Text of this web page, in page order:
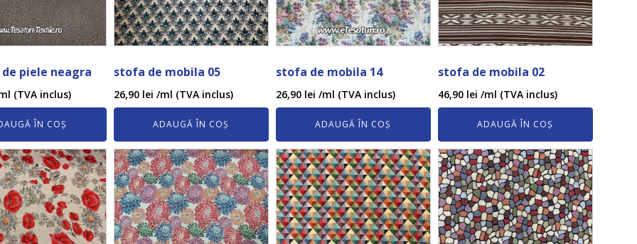
piele neagra
(TVA inclus)
ÎN COȘ
stofa de mobila 05
26,90 lei /ml (TVA inclus)
ADAUGĂ ÎN COȘ
stofa de mobila 14
26,90 lei /ml (TVA inclus)
ADAUGĂ ÎN COȘ
stofa de mobila 02
46,90 lei /ml (TVA inclus)
ADAUGĂ ÎN COȘ